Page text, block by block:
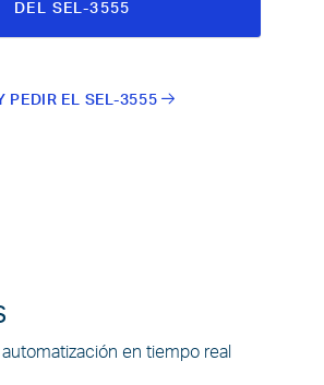
DEL SEL-3555
PEDIR EL SEL-3555
en tiempo real